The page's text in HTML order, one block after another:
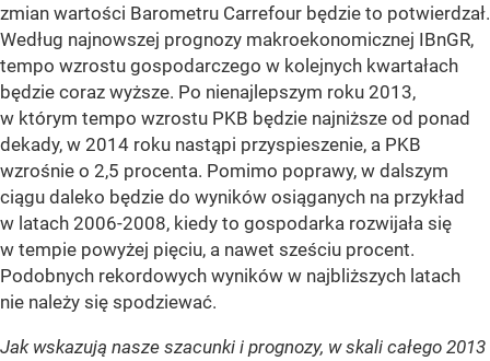
zmian wartości Barometru Carrefour będzie to potwierdzał.
Według najnowszej prognozy makroekonomicznej IBnGR,
tempo wzrostu gospodarczego w kolejnych kwartałach
będzie coraz wyższe. Po nienajlepszym roku 2013,
w którym tempo wzrostu PKB będzie najniższe od ponad
dekady, w 2014 roku nastąpi przyspieszenie, a PKB
wzrośnie o 2,5 procenta. Pomimo poprawy, w dalszym
ciągu daleko będzie do wyników osiąganych na przykład
w latach 2006-2008, kiedy to gospodarka rozwijała się
w tempie powyżej pięciu, a nawet sześciu procent.
Podobnych rekordowych wyników w najbliższych latach
nie należy się spodziewać.
Jak wskazują nasze szacunki i prognozy, w skali całego 2013